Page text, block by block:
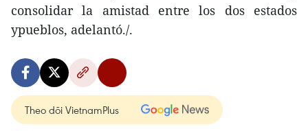
consolidar la amistad entre los dos estados
ypueblos, adelantó./.
Theo dõi VietnamPlus